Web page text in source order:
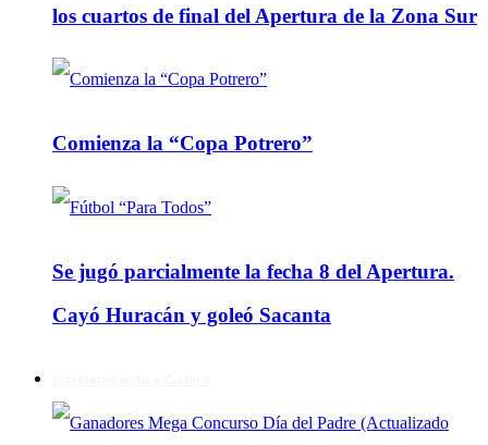
los cuartos de final del Apertura de la Zona Sur
Comienza la “Copa Potrero”
Se jugó parcialmente la fecha 8 del Apertura.
Cayó Huracán y goleó Sacanta